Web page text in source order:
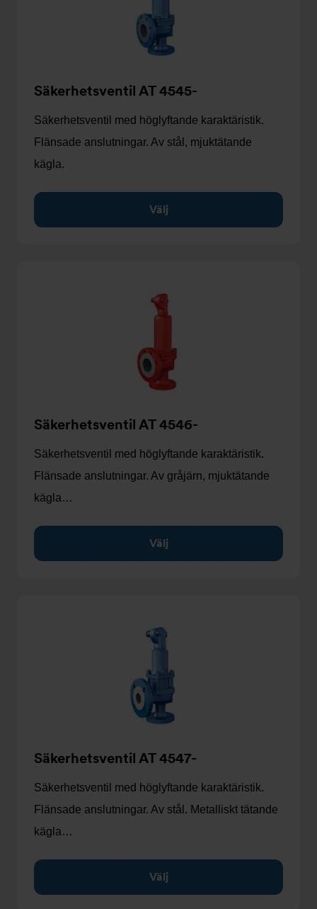
Säkerhetsventil AT 4545-
Säkerhetsventil med höglyftande karaktäristik.
Flänsade anslutningar. Av stål, mjuktätande
kägla.
Välj
Säkerhetsventil AT 4546-
Säkerhetsventil med höglyftande karaktäristik.
Flänsade anslutningar. Av gråjärn, mjuktätande
kägla…
Välj
Säkerhetsventil AT 4547-
Säkerhetsventil med höglyftande karaktäristik.
Flänsade anslutningar. Av stål. Metalliskt tätande
kägla…
Välj